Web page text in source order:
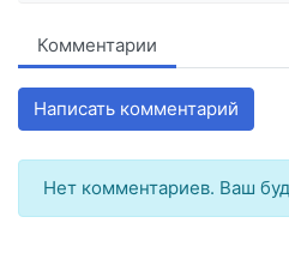
Комментарии
Написать комментарий
Нет комментариев. Ваш